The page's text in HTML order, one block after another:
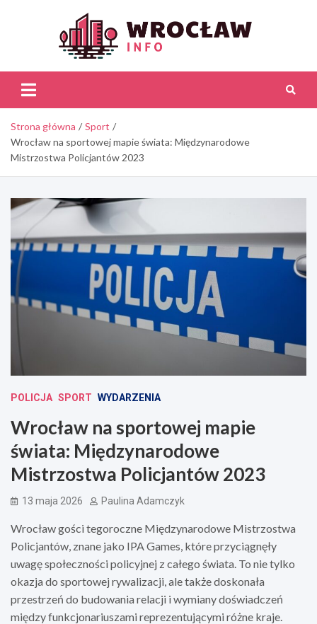
Strona główna
Sport
Wrocław na sportowej mapie świata: Międzynarodowe
Mistrzostwa Policjantów 2023
POLICJA SPORT WYDARZENIA
Wrocław na sportowej mapie
świata: Międzynarodowe
Mistrzostwa Policjantów 2023
13 maja 2026 Paulina Adamczyk
Wrocław gości tegoroczne Międzynarodowe Mistrzostwa
Policjantów, znane jako IPA Games, które przyciągnęły
uwagę społeczności policyjnej z całego świata. To nie tylko
okazja do sportowej rywalizacji, ale także doskonała
przestrzeń do budowania relacji i wymiany doświadczeń
między funkcjonariuszami reprezentującymi różne kraje.